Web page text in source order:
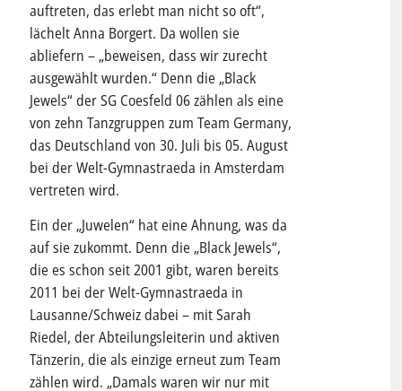
auftreten, das erlebt man nicht so oft“,
lächelt Anna Borgert. Da wollen sie
abliefern – „beweisen, dass wir zurecht
ausgewählt wurden.“ Denn die „Black
Jewels“ der SG Coesfeld 06 zählen als eine
von zehn Tanzgruppen zum Team Germany,
das Deutschland von 30. Juli bis 05. August
bei der Welt-Gymnastraeda in Amsterdam
vertreten wird.
Ein der „Juwelen“ hat eine Ahnung, was da
auf sie zukommt. Denn die „Black Jewels“,
die es schon seit 2001 gibt, waren bereits
2011 bei der Welt-Gymnastraeda in
Lausanne/Schweiz dabei – mit Sarah
Riedel, der Abteilungsleiterin und aktiven
Tänzerin, die als einzige erneut zum Team
zählen wird. „Damals waren wir nur mit